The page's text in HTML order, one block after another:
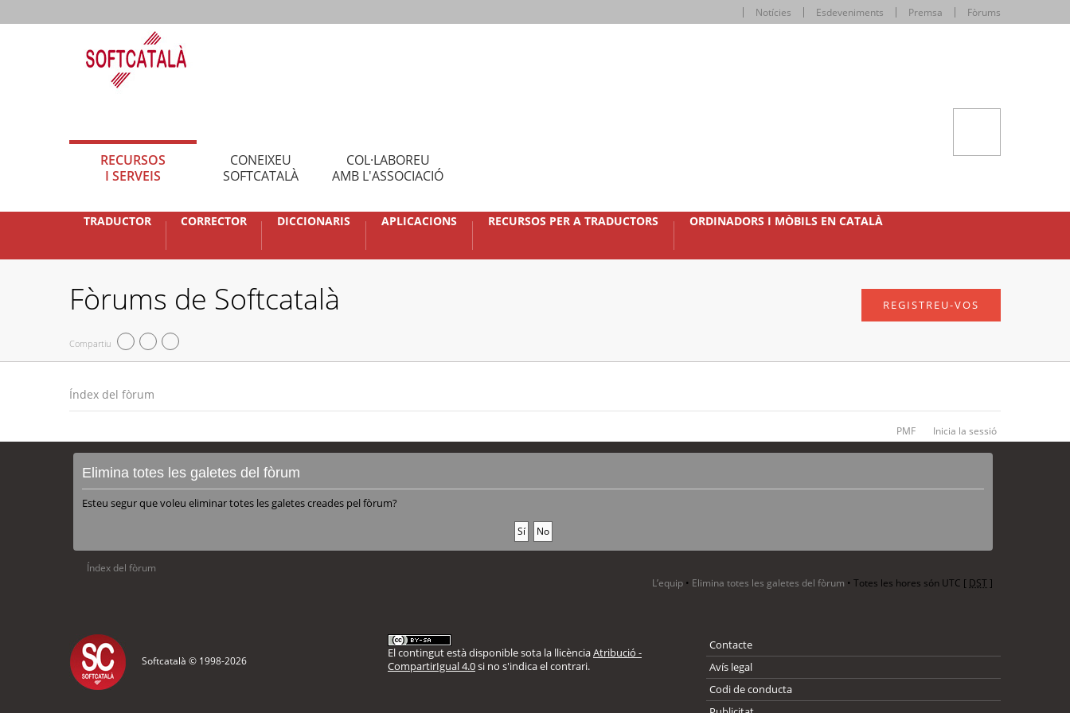
Notícies Esdeveniments Premsa Fòrums
RECURSOS
I SERVEIS
CONEIXEU
SOFTCATALÀ
COL·LABOREU
AMB L'ASSOCIACIÓ
TRADUCTOR CORRECTOR DICCIONARIS APLICACIONS RECURSOS PER A TRADUCTORS ORDINADORS I MÒBILS EN CATALÀ
Fòrums de Softcatalà
Compartiu
REGISTREU-VOS
Índex del fòrum
PMF Inicia la sessió
Elimina totes les galetes del fòrum
Esteu segur que voleu eliminar totes les galetes creades pel fòrum?
Índex del fòrum
L’equip • Elimina totes les galetes del fòrum • Totes les hores són UTC [ DST]
Softcatalà © 1998-2026
El contingut està disponible sota la llicènciaAtribució -
CompartirIgual 4.0si no s'indica el contrari.
Contacte
Avís legal
Codi de conducta